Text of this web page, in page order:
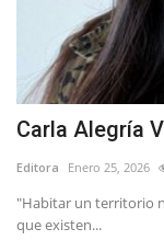
Deporte
Política
Espectáculos
Carla Alegría
Editora Enero 25, 2026
"Habitar un territorio
que existen...